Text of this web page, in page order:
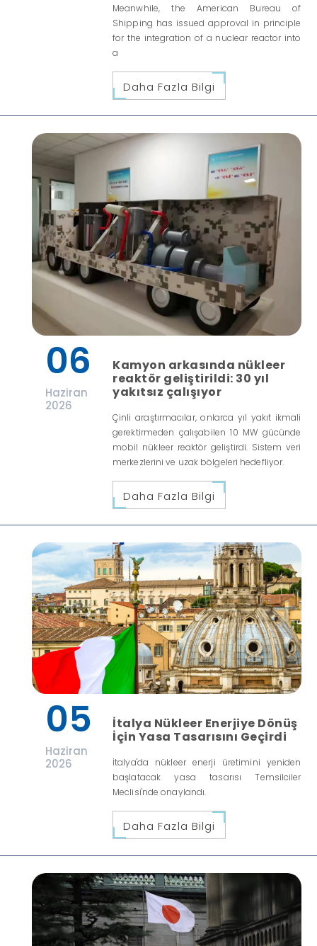
Meanwhile, the American Bureau of
Shipping has issued approval in principle
for the integration of a nuclear reactor into
a
Daha Fazla Bilgi
06
Haziran
2026
Kamyon arkasında nükleer
reaktör geliştirildi: 30 yıl
yakıtsız çalışıyor
Çinli araştırmacılar, onlarca yıl yakıt ikmali
gerektirmeden çalışabilen 10 MW gücünde
mobil nükleer reaktör geliştirdi. Sistem veri
merkezlerini ve uzak bölgeleri hedefliyor.
Daha Fazla Bilgi
05
Haziran
2026
İtalya Nükleer Enerjiye Dönüş
İçin Yasa Tasarısını Geçirdi
İtalya'da nükleer enerji üretimini yeniden
başlatacak yasa tasarısı Temsilciler
Meclisi'nde onaylandı.
Daha Fazla Bilgi